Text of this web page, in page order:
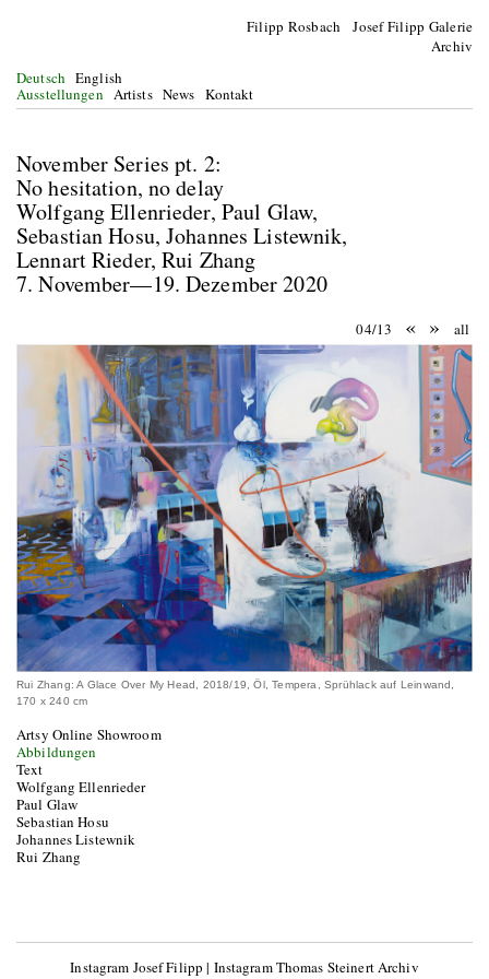
Filipp Rosbach Josef Filipp Galerie
Archiv
Deutsch English
Ausstellungen Artists News Kontakt
November Series pt. 2:
No hesitation, no delay
Wolfgang Ellenrieder, Paul Glaw,
Sebastian Hosu, Johannes Listewnik,
Lennart Rieder, Rui Zhang
7. November—19. Dezember 2020
04/13 « » all
Rui Zhang: A Glace Over My Head, 2018/19, Öl, Tempera, Sprühlack auf Leinwand,
170 x 240 cm
Artsy Online Showroom
Abbildungen
Text
Wolfgang Ellenrieder
Paul Glaw
Sebastian Hosu
Johannes Listewnik
Rui Zhang
Instagram Josef Filipp | Instagram Thomas Steinert Archiv